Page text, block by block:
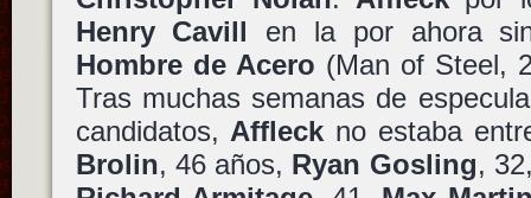
Henry Cavill en la por ahora
Hombre de Acero (Man of Steel,
Tras muchas semanas de
candidatos, Affleck no estaba
Brolin, 46 años, Ryan Gosling,